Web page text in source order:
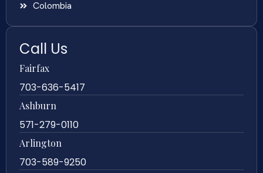
Colombia
Call Us
Fairfax
703-636-5417
Ashburn
571-279-0110
Arlington
703-589-9250